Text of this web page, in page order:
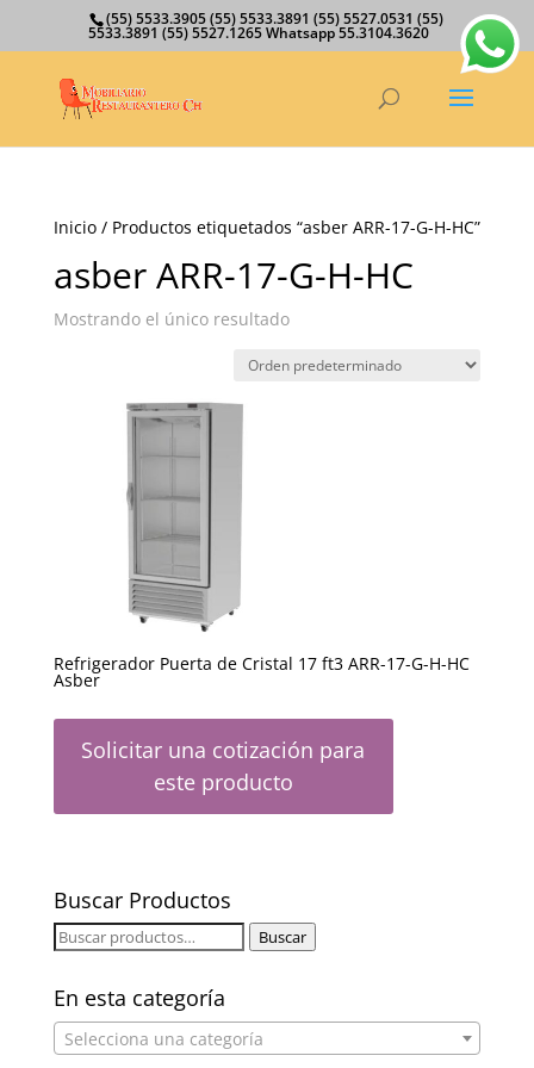
(55) 5533.3905 (55) 5533.3891 (55) 5527.0531 (55)
5533.3891 (55) 5527.1265 Whatsapp 55.3104.3620
Inicio/ Productos etiquetados “asber ARR-17-G-H-HC”
asber ARR-17-G-H-HC
Mostrando el único resultado
Refrigerador Puerta de Cristal 17 ft3 ARR-17-G-H-HC
Asber
Solicitar una cotización para
este producto
Buscar Productos
Buscar
Buscar
En esta categoría
Selecciona una categoría